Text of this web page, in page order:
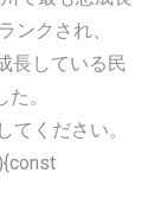
ンクされ、
長している民
。
てください。